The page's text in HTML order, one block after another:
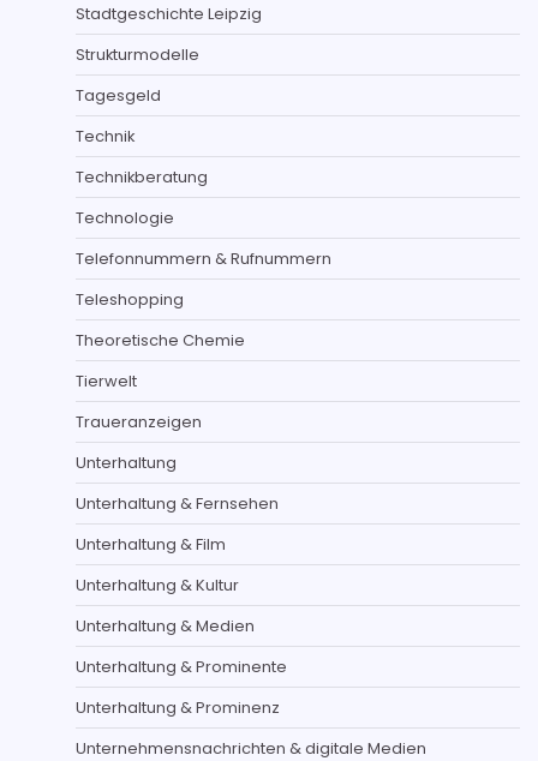
Stadtgeschichte Leipzig
Strukturmodelle
Tagesgeld
Technik
Technikberatung
Technologie
Telefonnummern & Rufnummern
Teleshopping
Theoretische Chemie
Tierwelt
Traueranzeigen
Unterhaltung
Unterhaltung & Fernsehen
Unterhaltung & Film
Unterhaltung & Kultur
Unterhaltung & Medien
Unterhaltung & Prominente
Unterhaltung & Prominenz
Unternehmensnachrichten & digitale Medien